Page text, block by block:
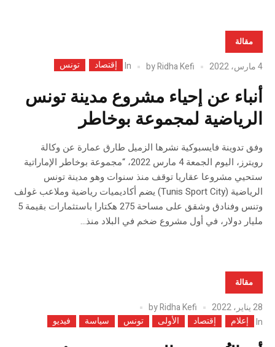
مقالة
4 مارس، 2022 byRidha Kefi
In إقتصاد تونس
أنباء عن إحياء مشروع مدينة تونس
الرياضية لمجموعة بوخاطر
وفق تدوينة فايسبوكية نشرها الزميل طارق عمارة عن وكالة
رويترز، اليوم الجمعة 4 مارس 2022، “مجموعة بوخاطر الإماراتية
ستحيي مشروعا عقاريا توقف منذ سنوات وهو مدينة تونس
الرياضية (Tunis Sport City) يضم أكاديميات رياضية وملاعب غولف
وتنس وفنادق وشقق على مساحة 275 هكتارا باستثمارات بقيمة 5
مليار دولار، في أول مشروع ضخم في البلاد منذ...
مقالة
28 يناير، 2022 byRidha Kefi
In
إعلام إقتصاد الأولى تونس سياسة فيديو